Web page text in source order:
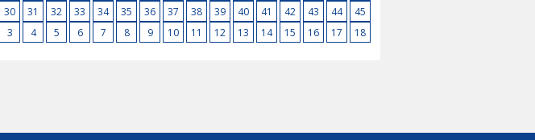
45
44
43
42
41
40
39
38
37
36
35
34
33
32
31
30
18
17
16
15
14
13
12
11
10
9
8
7
6
5
4
3